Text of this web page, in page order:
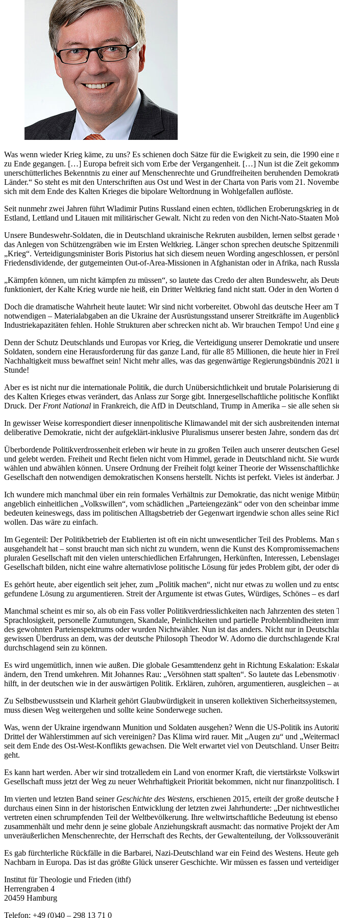
Was wenn wieder Krieg käme, zu uns? Es schienen doch Sätze für die Ewigkeit zu sein, die 1990
zu Ende gegangen. […] Europa befreit sich vom Erbe der Vergangenheit. […] Nun ist die Zeit
unerschütterliches Bekenntnis zu einer auf Menschenrechte und Grundfreiheiten beruhenden
Länder.“ So steht es mit den Unterschriften aus Ost und West in der Charta von Paris vom 21.
sich mit dem Ende des Kalten Krieges die bipolare Weltordnung in Wohlgefallen auflöste.
Seit nunmehr zwei Jahren führt Wladimir Putins Russland einen echten, tödlichen Eroberungskrieg
Estland, Lettland und Litauen mit militärischer Gewalt. Nicht zu reden von den Nicht-Nato-Staaten
Unsere Bundeswehr-Soldaten, die in Deutschland ukrainische Rekruten ausbilden, lernen selbst
das Anlegen von Schützengräben wie im Ersten Weltkrieg. Länger schon sprechen deutsche
„Krieg“. Verteidigungsminister Boris Pistorius hat sich diesem neuen Wording angeschlossen, er
Friedensdividende, der gutgemeinten Out-of-Area-Missionen in Afghanistan oder in Afrika, nach
„Kämpfen können, um nicht kämpfen zu müssen“, so lautete das Credo der alten Bundeswehr, als
funktioniert, der Kalte Krieg wurde nie heiß, ein Dritter Weltkrieg fand nicht statt. Oder in den Worten
Doch die dramatische Wahrheit heute lautet: Wir sind nicht vorbereitet. Obwohl das deutsche Heer am
notwendigen – Materialabgaben an die Ukraine der Ausrüstungsstand unserer Streitkräfte im
Industriekapazitäten fehlen. Hohle Strukturen aber schrecken nicht ab. Wir brauchen Tempo! Und eine
Denn der Schutz Deutschlands und Europas vor Krieg, die Verteidigung unserer Demokratie und
Soldaten, sondern eine Herausforderung für das ganze Land, für alle 85 Millionen, die heute hier in
Nachhaltigkeit muss bewaffnet sein! Nicht mehr alles, was das gegenwärtige Regierungsbündnis
Stunde!
Aber es ist nicht nur die internationale Politik, die durch Unübersichtlichkeit und brutale Polarisierung
des Kalten Krieges etwas verändert, das Anlass zur Sorge gibt. Innergesellschaftliche politische
Druck. Der Front National in Frankreich, die AfD in Deutschland, Trump in Amerika – sie alle sehen
In gewisser Weise korrespondiert dieser innenpolitische Klimawandel mit der sich ausbreitenden
deliberative Demokratie, nicht der aufgeklärt-inklusive Pluralismus unserer besten Jahre, sondern das
Überbordende Politikverdrossenheit erleben wir heute in zu großen Teilen auch unserer deutschen
und gelebt werden. Freiheit und Recht fielen nicht vom Himmel, gerade in Deutschland nicht. Sie
wählen und abwählen können. Unsere Ordnung der Freiheit folgt keiner Theorie der
Gesellschaft den notwendigen demokratischen Konsens herstellt. Nichts ist perfekt. Vieles ist
Ich wundere mich manchmal über ein rein formales Verhältnis zur Demokratie, das nicht wenige
angeblich einheitlichen „Volkswillen“, vom schädlichen „Parteiengezänk“ oder von den scheinbar
bedeuten keineswegs, dass im politischen Alltagsbetrieb der Gegenwart irgendwie schon alles seine
wollen. Das wäre zu einfach.
Im Gegenteil: Der Politikbetrieb der Etablierten ist oft ein nicht unwesentlicher Teil des Problems.
ausgehandelt hat – sonst braucht man sich nicht zu wundern, wenn die Kunst des
pluralen Gesellschaft mit den vielen unterschiedlichen Erfahrungen, Herkünften, Interessen,
Gesellschaft bilden, nicht eine wahre alternativlose politische Lösung für jedes Problem gibt, der oder
Es gehört heute, aber eigentlich seit jeher, zum „Politik machen“, nicht nur etwas zu wollen und zu
gefundene Lösung zu argumentieren. Streit der Argumente ist etwas Gutes, Würdiges, Schönes – es
Manchmal scheint es mir so, als ob ein Fass voller Politikverdriesslichkeiten nach Jahrzenten des
Sprachlosigkeit, personelle Zumutungen, Skandale, Peinlichkeiten und partielle Problemblindheiten
des gewohnten Parteienspektrums oder wurden Nichtwähler. Nun ist das anders. Nicht nur in
gewissen Überdruss an dem, was der deutsche Philosoph Theodor W. Adorno die durchschlagende
durchschlagend sein zu können.
Es wird ungemütlich, innen wie außen. Die globale Gesamttendenz geht in Richtung Eskalation:
ändern, den Trend umkehren. Mit Johannes Rau: „Versöhnen statt spalten“. So lautete das
hilft, in der deutschen wie in der auswärtigen Politik. Erklären, zuhören, argumentieren, ausgleichen –
Zu Selbstbewusstsein und Klarheit gehört Glaubwürdigkeit in unseren kollektiven
muss diesen Weg weitergehen und sollte keine Sonderwege suchen.
Was, wenn der Ukraine irgendwann Munition und Soldaten ausgehen? Wenn die US-Politik ins
Drittel der Wählerstimmen auf sich vereinigen? Das Klima wird rauer. Mit „Augen zu“ und
seit dem Ende des Ost-West-Konflikts gewachsen. Die Welt erwartet viel von Deutschland. Unser
geht.
Es kann hart werden. Aber wir sind trotzalledem ein Land von enormer Kraft, die viertstärkste
Gesellschaft muss jetzt der Weg zu neuer Wehrhaftigkeit Priorität bekommen, nicht nur finanzpolitisch.
Im vierten und letzten Band seiner Geschichte des Westens, erschienen 2015, erteilt der große
durchaus einen Sinn in der historischen Entwicklung der letzten zwei Jahrhunderte: „Der
vertreten einen schrumpfenden Teil der Weltbevölkerung. Ihre weltwirtschaftliche Bedeutung ist
zusammenhält und mehr denn je seine globale Anziehungskraft ausmacht: das normative Projekt der
unveräußerlichen Menschenrechte, der Herrschaft des Rechts, der Gewaltenteilung, der
Es gab fürchterliche Rückfälle in die Barbarei, Nazi-Deutschland war ein Feind des Westens. Heute
Nachbarn in Europa. Das ist das größte Glück unserer Geschichte. Wir müssen es fassen und
Institut für Theologie und Frieden (ithf)
Herrengraben 4
20459 Hamburg
Telefon: +49 (0)40 – 298 13 71 0